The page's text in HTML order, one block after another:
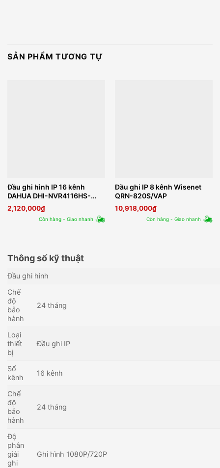
SẢN PHẨM TƯƠNG TỰ
Đầu ghi hình IP 16 kênh
DAHUA DHI-NVR4116HS-
4KS2/L
2,120,000₫
Còn hàng - Giao nhanh
Đầu ghi IP 8 kênh Wisenet
QRN-820S/VAP
10,918,000₫
Còn hàng - Giao nhanh
Thông số kỹ thuật
Đầu ghi hình
Chế
độ
bảo
hành
24 tháng
Loại
thiết
bị
Đầu ghi IP
Số
kênh
16 kênh
Chế
độ
bảo
hành
24 tháng
Độ
phân
giải
ghi
Ghi hình 1080P/720P